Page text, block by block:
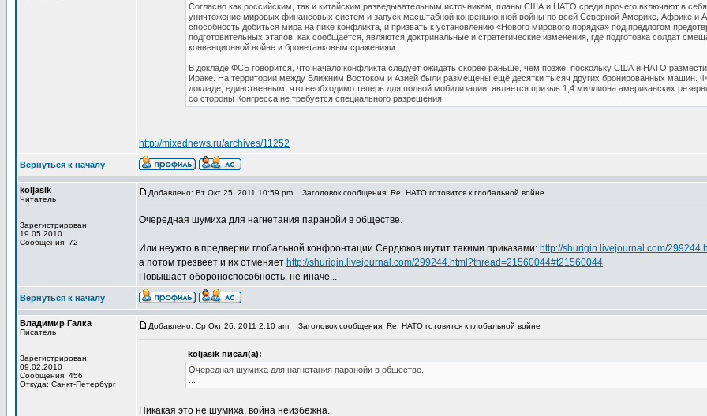
Согласно как российским, так и китайским разведывательным источникам, планы США и НАТО среди прочего включают в
уничтожение мировых финансовых систем и запуск масштабной конвенционной войны по всей Северной Америке, Африке и
способность добиться мира на пике конфликта, и призвать к установлению «Нового мирового порядка» под предлогом
подготовительных этапов, как сообщается, являются доктринальные и стратегические изменения, где подготовка солдат
конвенционной войне и бронетанковым сражениям.
В докладе ФСБ говорится, что начало конфликта следует ожидать скорее раньше, чем позже, поскольку США и НАТО
Ираке. На территории между Ближним Востоком и Азией были размещены ещё десятки тысяч других бронированных машин.
докладе, единственным, что необходимо теперь для полной мобилизации, является призыв 1,4 миллиона американских
со стороны Конгресса не требуется специального разрешения.
http://mixednews.ru/archives/11252
Вернуться к началу
koljasik
Читатель
Зарегистрирован:
19.05.2010
Сообщения: 72
Добавлено: Вт Окт 25, 2011 10:59 pm Заголовок сообщения: Re: НАТО готовится к глобальной войне
Очередная шумиха для нагнетания паранойи в обществе.
Или неужто в предверии глобальной конфронтации Сердюков шутит такими приказами: http://shurigin.livejournal.com/
а потом трезвеет и их отменяет http://shurigin.livejournal.com/299244.html?thread=21560044#t21560044
Повышает обороноспособность, не иначе...
Вернуться к началу
Владимир Галка
Писатель
Зарегистрирован:
09.02.2010
Сообщения: 456
Откуда: Санкт-Петербург
Добавлено: Ср Окт 26, 2011 2:10 am Заголовок сообщения: Re: НАТО готовится к глобальной войне
koljasik писал(а):
Очередная шумиха для нагнетания паранойи в обществе.
Никакая это не шумиха, война неизбежна.